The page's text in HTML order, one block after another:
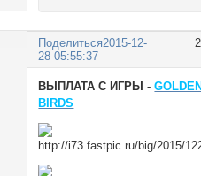
Поделиться2015-12-
28 05:55:37
ВЫПЛАТА С ИГРЫ -
BIRDS